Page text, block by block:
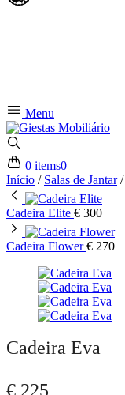
Menu
0 items0
Início / Salas de Jantar/
Cadeira Elite € 300
Cadeira Flower€ 270
Cadeira Eva
€ 225